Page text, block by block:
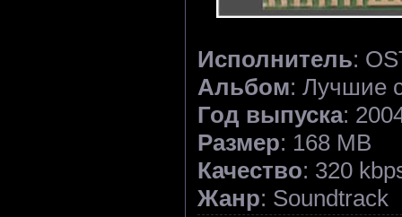
Исполнитель:
Альбом: Лучшие
Год выпуска:
Размер: 168 MB
Качество: 320
Жанр: Soundtrack